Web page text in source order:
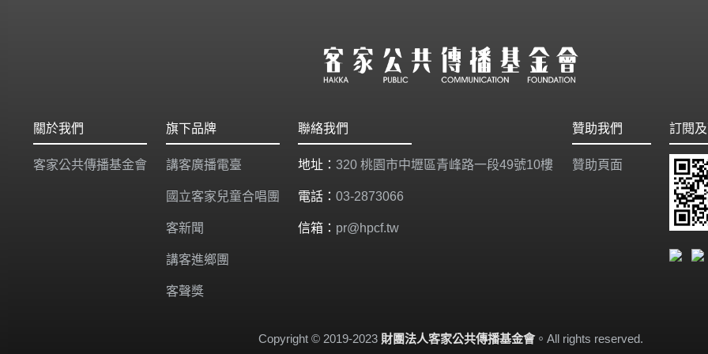
關於我們
客家公共傳播基金會
旗下品牌
講客廣播電臺
國立客家兒童合唱團
客新聞
講客進鄉團
客聲獎
聯絡我們
地址： 320 桃園市中壢區青峰路一段49號10樓
電話： 03-2873066
信箱： pr@hpcf.tw
贊助我們
贊助頁面
訂閱
Copyright © 2019-2023 財團法人客家公共傳播基金會。All rights reserved.